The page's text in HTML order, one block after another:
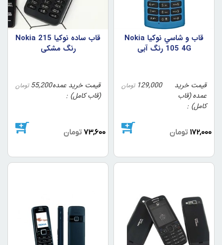
قاب و شاسي نوکيا Nokia
105 4G رنگ آبي
قیمت خرید
عمده (قاب
کامل)
129,000 تومان
172,000 تومان
قاب ساده نوکيا Nokia 215
رنگ مشکي
قیمت خرید عمده
(قاب کامل)
55,200 تومان
73,600 تومان